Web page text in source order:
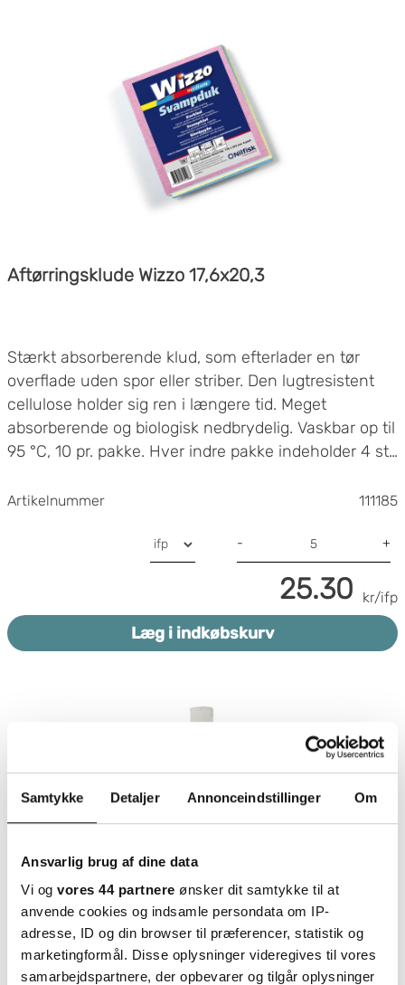
Samtykke Detaljer Annonceindstillinger Om
Ansvarlig brug af dine data
Vi og vores 44 partnere ønsker dit samtykke til at
anvende cookies og indsamle persondata om IP-
adresse, ID og din browser til præferencer, statistik og
marketingformål. Disse oplysninger videregives til vores
samarbejdspartnere, der opbevarer og tilgår oplysninger
Aftørringsklude Wizzo 17,6x20,3
Stærkt absorberende klud, som efterlader en tør
overflade uden spor eller striber. Den lugtresistent
cellulose holder sig ren i længere tid. Meget
absorberende og biologisk nedbrydelig. Vaskbar op til
95 °C, 10 pr. pakke. Hver indre pakke indeholder 4 stk
måler 175 x 203 mm.
Artikelnummer 111185
- +
25.30 kr/ifp
Læg i indkøbskurv
Universalrengøring Estell Grøn
Sæbe 1L